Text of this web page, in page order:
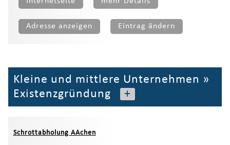
Adresse anzeigen Eintrag ändern
Kleine und mittlere Unternehmen »
Existenzgründung
+
Schrottabholung AAchen